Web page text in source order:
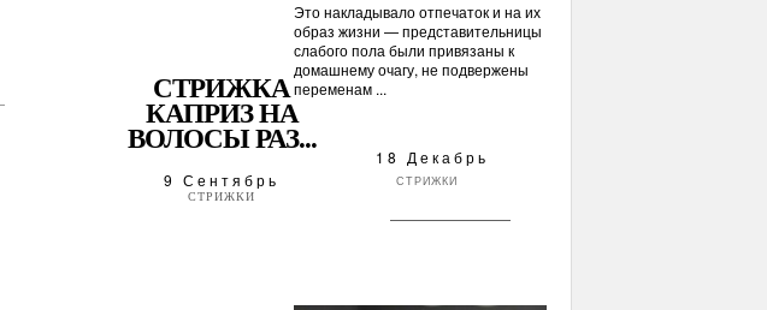
СТРИЖКА
КАПРИЗ НА
ВОЛОСЫ РАЗ...
9 Сентябрь
СТРИЖКИ
Это накладывало отпечаток и на их
образ жизни — представительницы
слабого пола были привязаны к
домашнему очагу, не подвержены
переменам ...
18 Декабрь
СТРИЖКИ